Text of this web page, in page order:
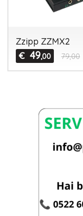
Zzipp ZZMX2
€ 49,00 79,00